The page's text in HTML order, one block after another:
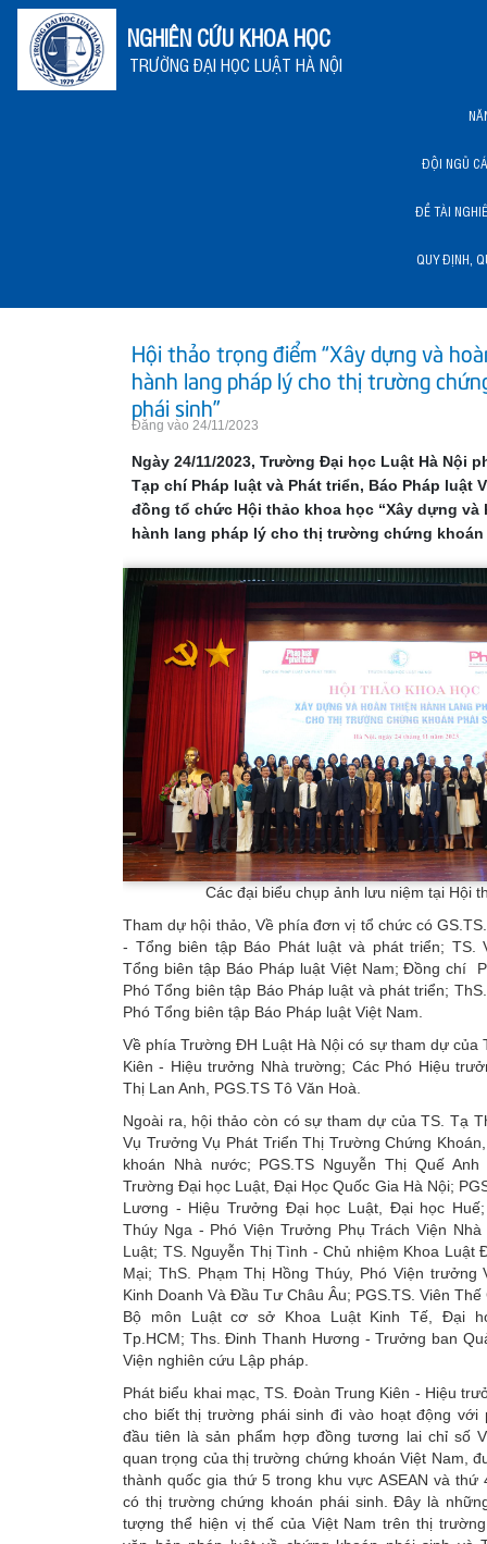
NGHIÊN CỨU KHOA HỌC
TRƯỜNG ĐẠI HỌC LUẬT HÀ NỘI
ĐỘI NGŨ
ĐỀ TÀI
QUY ĐỊNH,
Hội thảo trọng điểm “Xây dựng và
hành lang pháp lý cho thị trường
phái sinh”
Đăng vào 24/11/2023
Ngày 24/11/2023, Trường Đại học Luật Hà Nội
Tạp chí Pháp luật và Phát triển, Báo Pháp luật
đồng tổ chức Hội thảo khoa học “Xây dựng và
hành lang pháp lý cho thị trường chứng khoán
Các đại biểu chụp ảnh lưu niệm tại Hội
Tham dự hội thảo, Về phía đơn vị tổ chức có
- Tổng biên tập Báo Phát luật và phát triển; TS.
Tổng biên tập Báo Pháp luật Việt Nam; Đồng chí
Phó Tổng biên tập Báo Pháp luật và phát triển;
Phó Tổng biên tập Báo Pháp luật Việt Nam.
Về phía Trường ĐH Luật Hà Nội có sự tham dự của
Kiên - Hiệu trưởng Nhà trường; Các Phó Hiệu
Thị Lan Anh, PGS.TS Tô Văn Hoà.
Ngoài ra, hội thảo còn có sự tham dự của TS. Tạ
Vụ Trưởng Vụ Phát Triển Thị Trường Chứng
khoán Nhà nước; PGS.TS Nguyễn Thị Quế
Trường Đại học Luật, Đại Học Quốc Gia Hà Nội;
Lương - Hiệu Trưởng Đại học Luật, Đại học
Thúy Nga - Phó Viện Trưởng Phụ Trách Viện
Luật; TS. Nguyễn Thị Tình - Chủ nhiệm Khoa Luật
Mại; ThS. Phạm Thị Hồng Thúy, Phó Viện trưởng
Kinh Doanh Và Đầu Tư Châu Âu; PGS.TS. Viên
Bộ môn Luật cơ sở Khoa Luật Kinh Tế, Đại
Tp.HCM; Ths. Đinh Thanh Hương - Trưởng ban
Viện nghiên cứu Lập pháp.
Phát biểu khai mạc, TS. Đoàn Trung Kiên - Hiệu
cho biết thị trường phái sinh đi vào hoạt động với
đầu tiên là sản phẩm hợp đồng tương lai chỉ số
quan trọng của thị trường chứng khoán Việt Nam,
thành quốc gia thứ 5 trong khu vực ASEAN và thứ
có thị trường chứng khoán phái sinh. Đây là
tượng thể hiện vị thế của Việt Nam trên thị